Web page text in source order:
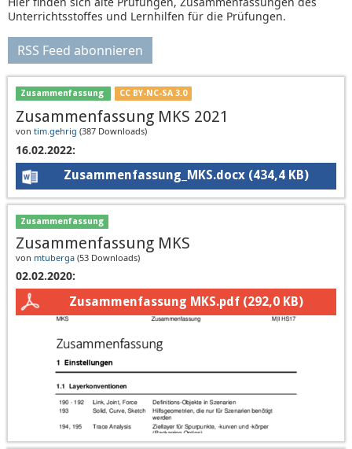
Unterrichtsstoffes und Lernhilfen für die Prüfungen.
RSS Feed abonnieren
Zusammenfassung CC BY-NC-SA 3.0
Zusammenfassung MKS 2021
von tim.gehrig (387 Downloads)
16.02.2022:
Zusammenfassung_MKS.docx (434,4 KB)
Zusammenfassung
Zusammenfassung MKS
von mtuberga (53 Downloads)
02.02.2020:
Zusammenfassung MKS.pdf (292,0 KB)